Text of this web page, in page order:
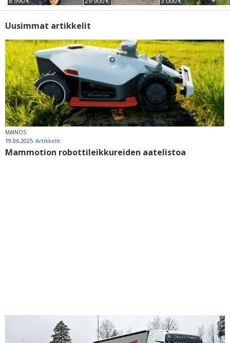
Uusimmat artikkelit
MAINOS
19.06.2025 Artikkelit
Mammotion robottileikkureiden aatelistoa